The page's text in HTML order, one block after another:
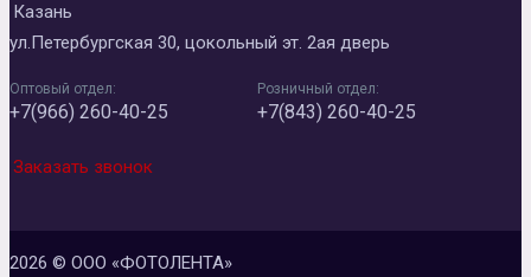
Казань
ул.Петербургская 30, цокольный эт. 2ая дверь
Оптовый отдел:
+7(966) 260-40-25
Розничный отдел:
+7(843) 260-40-25
Заказать звонок
2026 © ООО «ФОТОЛЕНТА»